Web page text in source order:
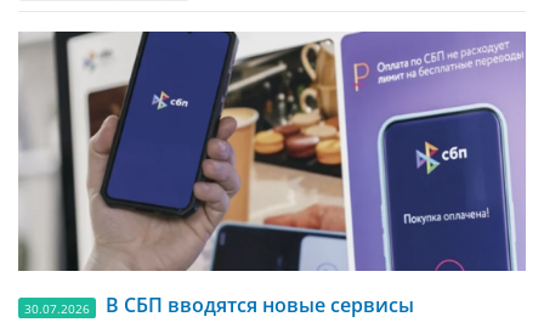
30.07.2026 В СБП вводятся новые сервисы